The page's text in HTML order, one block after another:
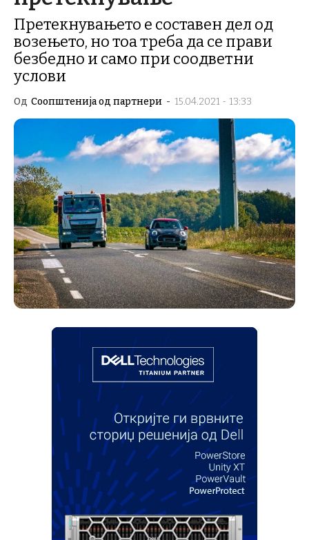
Претекнувањето е составен дел од
возењето, но тоа треба да се прави
безбедно и само при соодветни
услови
Од Соопштенија од партнери - 15.04.2021 - 13:33